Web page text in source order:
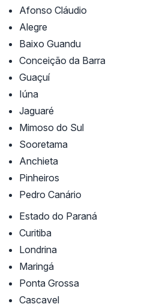
Afonso Cláudio
Alegre
Baixo Guandu
Conceição da Barra
Guaçuí
Iúna
Jaguaré
Mimoso do Sul
Sooretama
Anchieta
Pinheiros
Pedro Canário
Estado do Paraná
Curitiba
Londrina
Maringá
Ponta Grossa
Cascavel